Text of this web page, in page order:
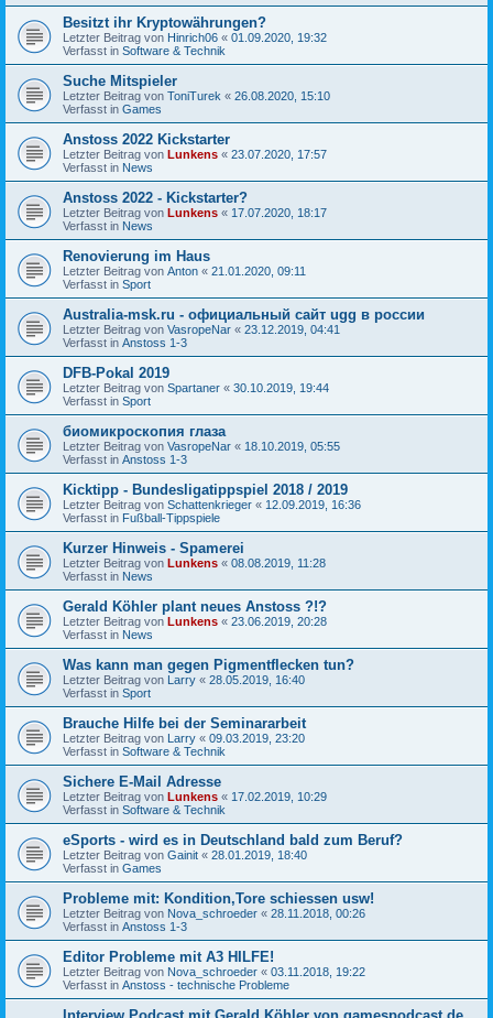
Besitzt ihr Kryptowährungen?
Letzter Beitrag von Hinrich06 « 01.09.2020, 19:32
Verfasst in Software & Technik
Suche Mitspieler
Letzter Beitrag von ToniTurek « 26.08.2020, 15:10
Verfasst in Games
Anstoss 2022 Kickstarter
Letzter Beitrag von Lunkens « 23.07.2020, 17:57
Verfasst in News
Anstoss 2022 - Kickstarter?
Letzter Beitrag von Lunkens « 17.07.2020, 18:17
Verfasst in News
Renovierung im Haus
Letzter Beitrag von Anton « 21.01.2020, 09:11
Verfasst in Sport
Australia-msk.ru - официальный сайт ugg в россии
Letzter Beitrag von VasropeNar « 23.12.2019, 04:41
Verfasst in Anstoss 1-3
DFB-Pokal 2019
Letzter Beitrag von Spartaner « 30.10.2019, 19:44
Verfasst in Sport
биомикроскопия глаза
Letzter Beitrag von VasropeNar « 18.10.2019, 05:55
Verfasst in Anstoss 1-3
Kicktipp - Bundesligatippspiel 2018 / 2019
Letzter Beitrag von Schattenkrieger « 12.09.2019, 16:36
Verfasst in Fußball-Tippspiele
Kurzer Hinweis - Spamerei
Letzter Beitrag von Lunkens « 08.08.2019, 11:28
Verfasst in News
Gerald Köhler plant neues Anstoss ?!?
Letzter Beitrag von Lunkens « 23.06.2019, 20:28
Verfasst in News
Was kann man gegen Pigmentflecken tun?
Letzter Beitrag von Larry « 28.05.2019, 16:40
Verfasst in Sport
Brauche Hilfe bei der Seminararbeit
Letzter Beitrag von Larry « 09.03.2019, 23:20
Verfasst in Software & Technik
Sichere E-Mail Adresse
Letzter Beitrag von Lunkens « 17.02.2019, 10:29
Verfasst in Software & Technik
eSports - wird es in Deutschland bald zum Beruf?
Letzter Beitrag von Gainit « 28.01.2019, 18:40
Verfasst in Games
Probleme mit: Kondition,Tore schiessen usw!
Letzter Beitrag von Nova_schroeder « 28.11.2018, 00:26
Verfasst in Anstoss 1-3
Editor Probleme mit A3 HILFE!
Letzter Beitrag von Nova_schroeder « 03.11.2018, 19:22
Verfasst in Anstoss - technische Probleme
Interview Podcast mit Gerald Köhler von gamespodcast.de